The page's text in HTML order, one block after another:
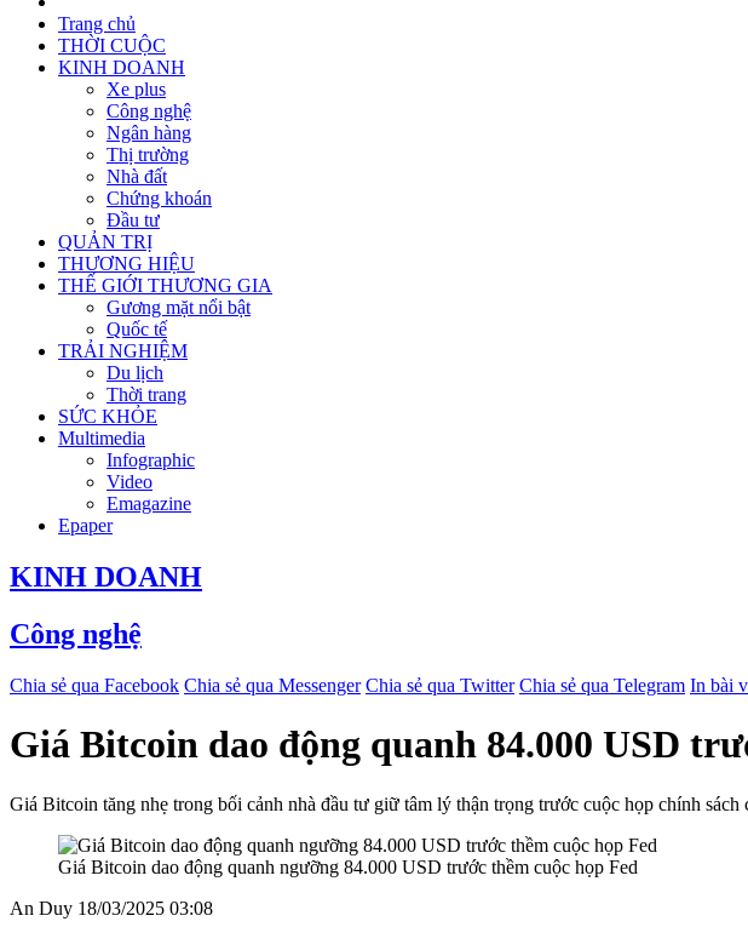
Trang chủ
THỜI CUỘC
KINH DOANH
Xe plus
Công nghệ
Ngân hàng
Thị trường
Nhà đất
Chứng khoán
Đầu tư
QUẢN TRỊ
THƯƠNG HIỆU
THẾ GIỚI THƯƠNG GIA
Gương mặt nổi bật
Quốc tế
TRẢI NGHIỆM
Du lịch
Thời trang
SỨC KHỎE
Multimedia
Infographic
Video
Emagazine
Epaper
KINH DOANH
Công nghệ
Chia sẻ qua Facebook Chia sẻ qua Messenger Chia sẻ qua Twitter Chia sẻ qua Telegram In bài
Giá Bitcoin dao động quanh 84.000 USD
Giá Bitcoin tăng nhẹ trong bối cảnh nhà đầu tư giữ tâm lý thận trọng trước cuộc họp chính
Giá Bitcoin dao động quanh ngưỡng 84.000 USD trước thềm cuộc họp Fed
An Duy 18/03/2025 03:08